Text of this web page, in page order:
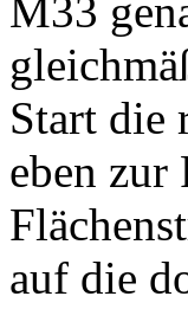
M33
Start die
eben zur
auf die